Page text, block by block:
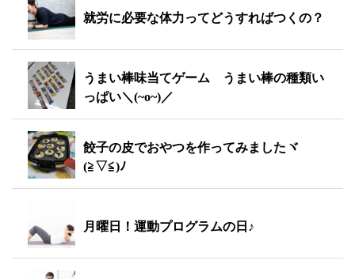
就労に必要な体力ってどうすればつくの？
うまい棒味当てゲーム うまい棒の種類い
っぱい＼(~o~)／
餃子の皮でおやつを作ってみましたヾ
(≧▽≦)ﾉ
月曜日！運動プログラムの日♪